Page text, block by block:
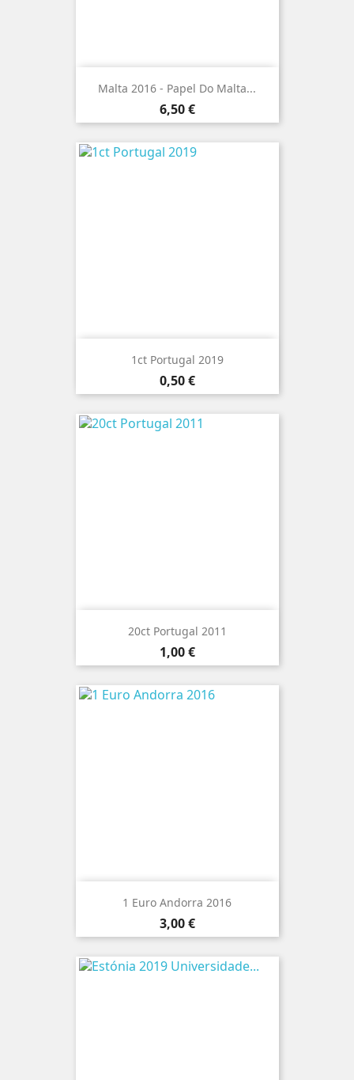
Malta 2016 - Papel Do Malta...
Preço
6,50 €
1ct Portugal 2019
Preço
0,50 €
20ct Portugal 2011
Preço
1,00 €
1 Euro Andorra 2016
Preço
3,00 €